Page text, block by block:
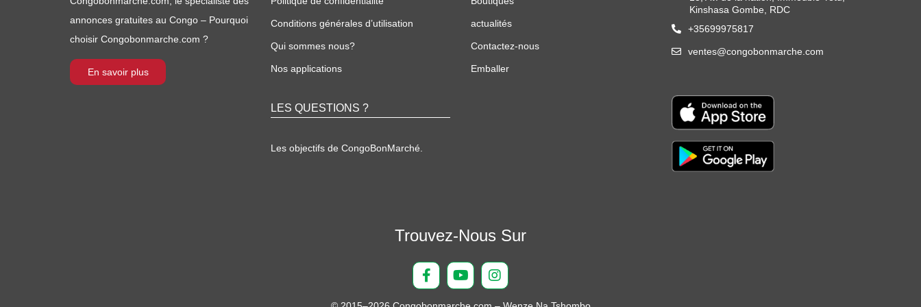
annonces gratuites au Congo – Pourquoi
choisir Congobonmarche.com ?
En savoir plus
Conditions générales d’utilisation
Qui sommes nous?
Nos applications
LES QUESTIONS ?
Les objectifs de CongoBonMarché.
actualités
Contactez-nous
Emballer
Kinshasa Gombe, RDC
+35699975817
ventes@congobonmarche.com
Trouvez-Nous Sur